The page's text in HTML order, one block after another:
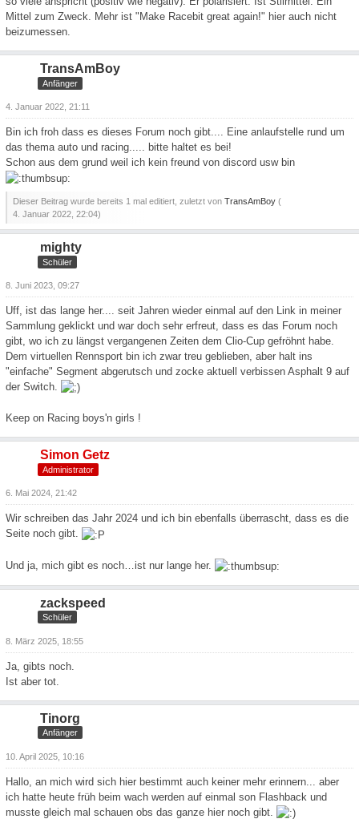
Mittel zum Zweck. Mehr ist "Make Racebit great again!" hier auch nicht
beizumessen.
TransAmBoy
Anfänger
4. Januar 2022, 21:11
Bin ich froh dass es dieses Forum noch gibt.... Eine anlaufstelle rund um
das thema auto und racing..... bitte haltet es bei!
Schon aus dem grund weil ich kein freund von discord usw bin
Dieser Beitrag wurde bereits 1 mal editiert, zuletzt von TransAmBoy (
4. Januar 2022, 22:04)
mighty
Schüler
8. Juni 2023, 09:27
Uff, ist das lange her.... seit Jahren wieder einmal auf den Link in meiner
Sammlung geklickt und war doch sehr erfreut, dass es das Forum noch
gibt, wo ich zu längst vergangenen Zeiten dem Clio-Cup gefröhnt habe.
Dem virtuellen Rennsport bin ich zwar treu geblieben, aber halt ins
"einfache" Segment abgerutsch und zocke aktuell verbissen Asphalt 9 auf
der Switch.
Keep on Racing boys'n girls !
Simon Getz
Administrator
6. Mai 2024, 21:42
Wir schreiben das Jahr 2024 und ich bin ebenfalls überrascht, dass es die
Seite noch gibt.
Und ja, mich gibt es noch…ist nur lange her.
zackspeed
Schüler
8. März 2025, 18:55
Ja, gibts noch.
Ist aber tot.
Tinorg
Anfänger
10. April 2025, 10:16
Hallo, an mich wird sich hier bestimmt auch keiner mehr erinnern... aber
ich hatte heute früh beim wach werden auf einmal son Flashback und
musste gleich mal schauen obs das ganze hier noch gibt.